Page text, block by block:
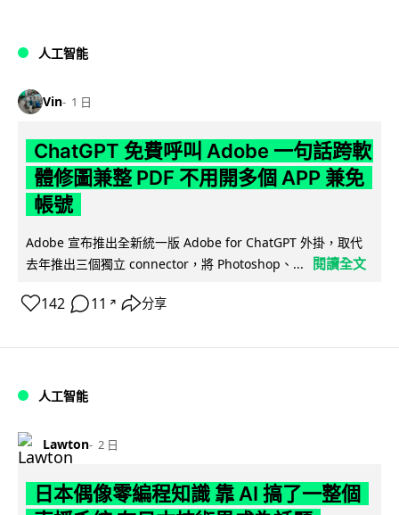
人工智能
Vin 1 日
ChatGPT 免費呼叫 Adobe 一句話跨軟
體修圖兼整 PDF 不用開多個 APP 兼免
帳號
Adobe 宣布推出全新統一版 Adobe for ChatGPT 外掛，取代
去年推出三個獨立 connector，將 Photoshop、...
閱讀全文
142 11 ↗ 分享
人工智能
Lawton 2 日
日本偶像零編程知識 靠 AI 搞了一整個